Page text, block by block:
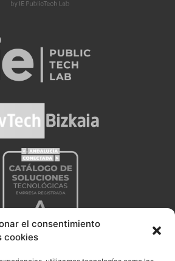
el consentimiento
cookies